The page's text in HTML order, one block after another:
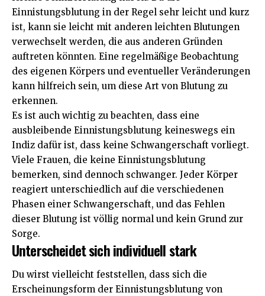
Einnistungsblutung in der Regel sehr leicht und kurz
ist, kann sie leicht mit anderen leichten Blutungen
verwechselt werden, die aus anderen Gründen
auftreten könnten. Eine regelmäßige Beobachtung
des eigenen Körpers und eventueller Veränderungen
kann hilfreich sein, um diese Art von Blutung zu
erkennen.
Es ist auch wichtig zu beachten, dass eine
ausbleibende Einnistungsblutung keineswegs ein
Indiz dafür ist, dass keine Schwangerschaft vorliegt.
Viele Frauen, die keine Einnistungsblutung
bemerken, sind dennoch schwanger. Jeder Körper
reagiert unterschiedlich auf die verschiedenen
Phasen einer Schwangerschaft, und das Fehlen
dieser Blutung ist völlig normal und kein Grund zur
Sorge.
Unterscheidet sich individuell stark
Du wirst vielleicht feststellen, dass sich die
Erscheinungsform der Einnistungsblutung von